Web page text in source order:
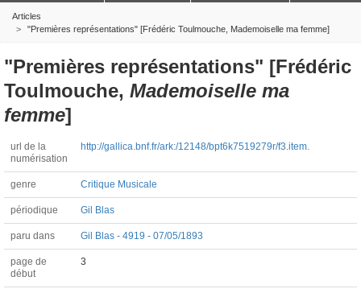
Articles
"Premières représentations" [Frédéric Toulmouche, Mademoiselle ma femme]
"Premières représentations" [Frédéric
Toulmouche, Mademoiselle ma
femme]
url de la
numérisation
http://gallica.bnf.fr/ark:/12148/bpt6k7519279r/f3.item.
genre Critique Musicale
périodique Gil Blas
paru dans Gil Blas - 4919 - 07/05/1893
page de
début
3